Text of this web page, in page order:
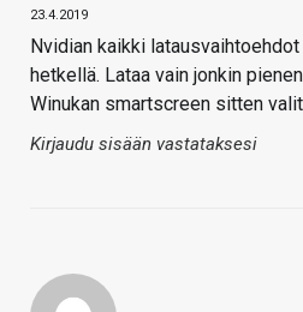
23.4.2019
Nvidian kaikki
hetkellä. Lataa vain jonkin
Winukan smartscreen sitten
Kirjaudu sisään vastataksesi